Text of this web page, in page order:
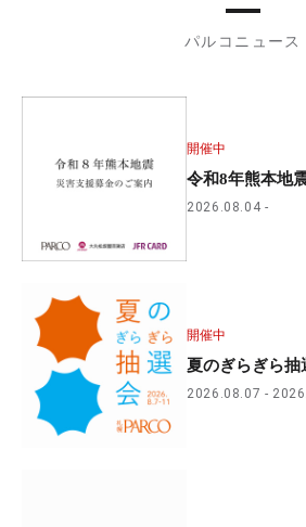
パルコニュース
開催中
令和8年熊本地
2026.08.04
開催中
夏のぎらぎら抽
2026.08.07